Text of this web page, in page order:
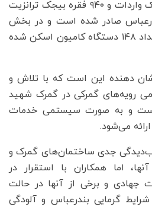
مدت تعداد ۴۴۰ فقره بیجک واردات و ۹۴۰ فقره بیجک ترانزیت
صادر شده است و در بخش
ایکس‌ری این گمرک نیز تعداد ۱۴۸ دستگاه کامیون اسکن شده
دهنده این است که با تلاش و
رویه‌های گمرکی در گمرک شهید
است و به صورت سیستمی خدمات
می‌شود.
جدی ساختمان‌های گمرک و
اما همکاران با استقرار در
جهادی و برخی از آنها در حالت
گرمایی بندرعباس و آلودگی